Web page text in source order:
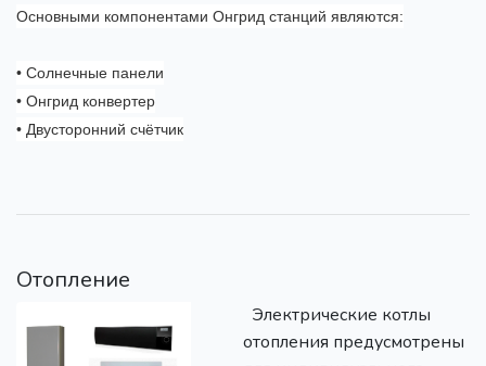
Основными компонентами Онгрид станций являются:
• Солнечные панели
• Онгрид конвертер
• Двусторонний счётчик
Отопление
Электрические котлы
отопления предусмотрены